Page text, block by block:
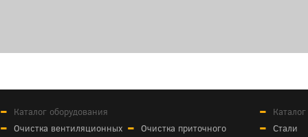
Каталог оборудования
Очистка вентиляционных
Очистка приточного
Стали